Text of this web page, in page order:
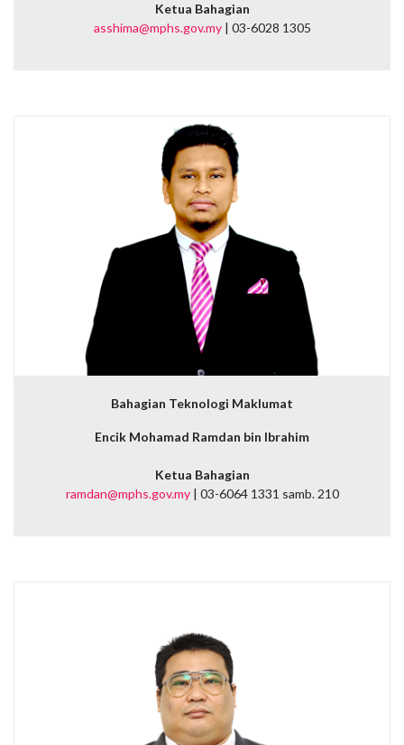
Ketua Bahagian
asshima@mphs.gov.my| 03-6028 1305
Bahagian Teknologi Maklumat
Encik Mohamad Ramdan bin Ibrahim
Ketua Bahagian
ramdan@mphs.gov.my| 03-6064 1331 samb. 210